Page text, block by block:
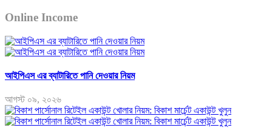
Online Income
আইপিএস এর ব্যাটারিতে পানি দেওয়ার নিয়ম
আগস্ট ০৯, ২০২৬